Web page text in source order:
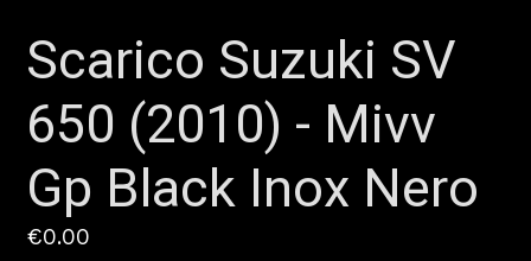
Scarico Suzuki SV
650 (2010) - Mivv
Gp Black Inox Nero
Prezzo
€0.00